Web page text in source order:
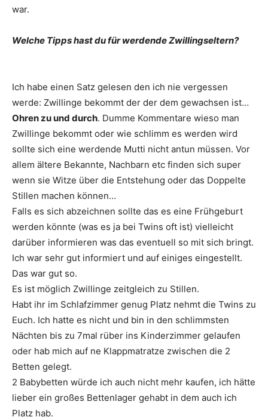
war.
Welche Tipps hast du für werdende Zwillingseltern?
Ich habe einen Satz gelesen den ich nie vergessen
werde: Zwillinge bekommt der der dem gewachsen ist…
Ohren zu und durch. Dumme Kommentare wieso man
Zwillinge bekommt oder wie schlimm es werden wird
sollte sich eine werdende Mutti nicht antun müssen. Vor
allem ältere Bekannte, Nachbarn etc finden sich super
wenn sie Witze über die Entstehung oder das Doppelte
Stillen machen können…
Falls es sich abzeichnen sollte das es eine Frühgeburt
werden könnte (was es ja bei Twins oft ist) vielleicht
darüber informieren was das eventuell so mit sich bringt.
Ich war sehr gut informiert und auf einiges eingestellt.
Das war gut so.
Es ist möglich Zwillinge zeitgleich zu Stillen.
Habt ihr im Schlafzimmer genug Platz nehmt die Twins zu
Euch. Ich hatte es nicht und bin in den schlimmsten
Nächten bis zu 7mal rüber ins Kinderzimmer gelaufen
oder hab mich auf ne Klappmatratze zwischen die 2
Betten gelegt.
2 Babybetten würde ich auch nicht mehr kaufen, ich hätte
lieber ein großes Bettenlager gehabt in dem auch ich
Platz hab.